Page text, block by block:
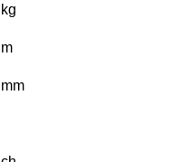
kg
m
mm